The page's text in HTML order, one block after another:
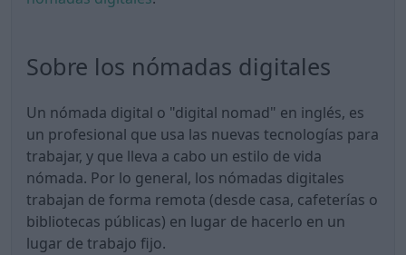
Sobre los nómadas digitales
Un nómada digital o "digital nomad" en inglés, es
un profesional que usa las nuevas tecnologías para
trabajar, y que lleva a cabo un estilo de vida
nómada. Por lo general, los nómadas digitales
trabajan de forma remota (desde casa, cafeterías o
bibliotecas públicas) en lugar de hacerlo en un
lugar de trabajo fijo.